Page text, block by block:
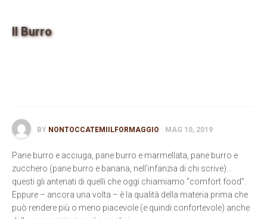
Il Burro
BY NONTOCCATEMIILFORMAGGIO · MAG 10, 2019
Pane burro e acciuga, pane burro e marmellata, pane burro e
zucchero (pane burro e banana, nell’infanzia di chi scrive)…
questi gli antenati di quelli che oggi chiamiamo “comfort food”.
Eppure – ancora una volta – è la qualità della materia prima che
può rendere più o meno piacevole (e quindi confortevole) anche